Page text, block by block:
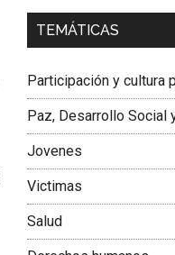
Dra. Carolina Corcho
Latinoamericana Sur,
TEMÁTICAS
Participación y cultura
Paz, Desarrollo Social
Jovenes
Victimas
Salud